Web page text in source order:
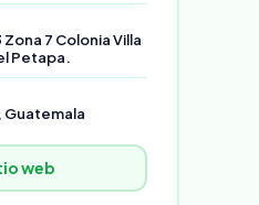
Zona 7 Colonia Villa
Petapa.
Guatemala
web